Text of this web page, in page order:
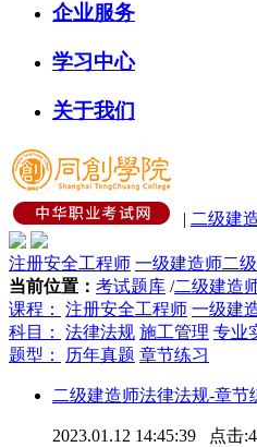
企业服务
学习中心
关于我们
二级建
注册安全工程师 一级建造师二
当前位置： 考试题库 /二级建造
课程：
注册安全工程师 一级建
科目：
法律法规 施工管理 专业
题型：
历年真题 章节练习
二级建造师法律法规-章节
2023.01.12 14:45:39 点击